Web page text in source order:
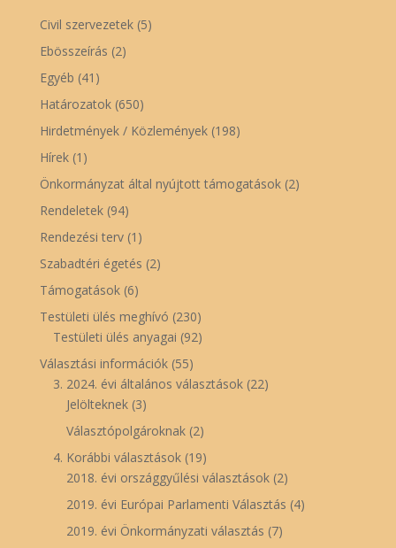
Civil szervezetek(5)
Ebösszeírás (2)
Egyéb (41)
Határozatok(650)
Hirdetmények / Közlemények(198)
Hírek(1)
Önkormányzat által nyújtott támogatások(2)
Rendeletek(94)
Rendezési terv(1)
Szabadtéri égetés (2)
Támogatások(6)
Testületi ülés meghívó (230)
Testületi ülés anyagai (92)
Választási információk(55)
3. 2024. évi általános választások(22)
Jelölteknek(3)
Választópolgároknak(2)
4. Korábbi választások(19)
2018. évi országgyűlési választások(2)
2019. évi Európai Parlamenti Választás (4)
2019. évi Önkormányzati választás (7)